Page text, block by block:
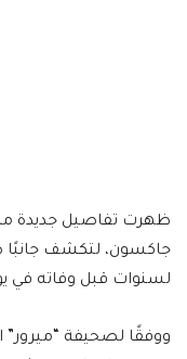
ظهرت تفاصيل جديدة
جاكسون، لتكشف جانبًا
لسنوات قبل وفاته في يونيو 2009، عن عمر ناهز
ووفقًا لصحيفة “ميرور”